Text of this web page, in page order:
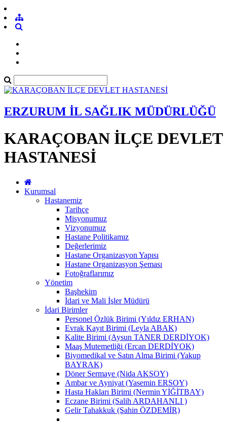
ERZURUM İL SAĞLIK MÜDÜRLÜĞÜ
KARAÇOBAN İLÇE DEVLET
HASTANESİ
Kurumsal
Hastanemiz
Tarihçe
Misyonumuz
Vizyonumuz
Hastane Politikamız
Değerlerimiz
Hastane Organizasyon Yapısı
Hastane Organizasyon Şeması
Fotoğraflarımız
Yönetim
Başhekim
İdari ve Mali İşler Müdürü
İdari Birimler
Personel Özlük Birimi (Yıldız ERHAN)
Evrak Kayıt Birimi (Leyla ABAK)
Kalite Birimi (Aysun TANER DERDİYOK)
Maaş Mutemetliği (Ercan DERDİYOK)
Biyomedikal ve Satın Alma Birimi (Yakup
BAYRAK)
Döner Sermaye (Nida AKSOY)
Ambar ve Ayniyat (Yasemin ERSOY)
Hasta Hakları Birimi (Nermin YİĞİTBAY)
Eczane Birimi (Salih ARDAHANLI )
Gelir Tahakkuk (Şahin ÖZDEMİR)